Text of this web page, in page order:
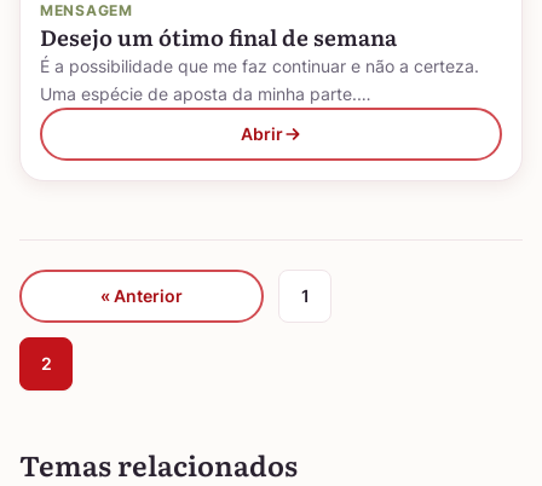
MENSAGEM
Desejo um ótimo final de semana
É a possibilidade que me faz continuar e não a certeza.
Uma espécie de aposta da minha parte.…
Abrir
« Anterior 1
2
Temas relacionados